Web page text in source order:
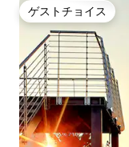
ゲストチョイス
ゲストチョイス